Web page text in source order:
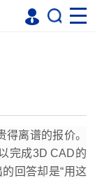
离谱的报价。
完成3D CAD的
回答却是“用这